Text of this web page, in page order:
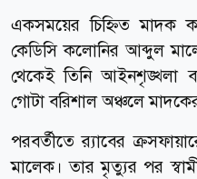
একসময়ের চিহ্নিত মাদক
কেডিসি কলোনির আব্দুল
থেকেই তিনি আইনশৃঙ্খলা
গোটা বরিশাল অঞ্চলে
পরবর্তীতে র‌্যাবের
মালেক। তার মৃত্যুর পর